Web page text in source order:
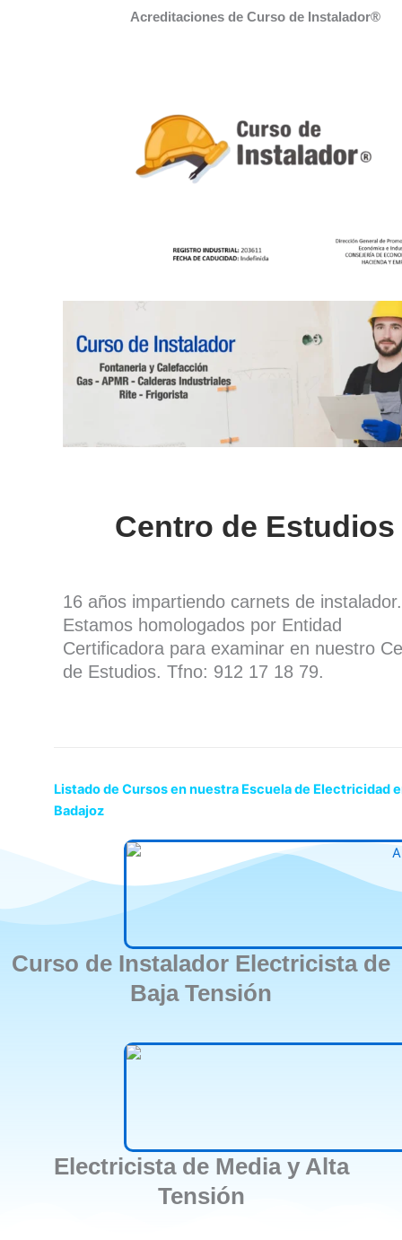
Acreditaciones de Curso de Instalador®
Centro de Estudios
16 años impartiendo carnets de instalador.
Estamos homologados por Entidad
Certificadora para examinar en nuestro
de Estudios. Tfno: 912 17 18 79.
Listado de Cursos en nuestra Escuela de Electricidad
Badajoz
Curso de Instalador Electricista de
Baja Tensión
Electricista de Media y Alta
Tensión